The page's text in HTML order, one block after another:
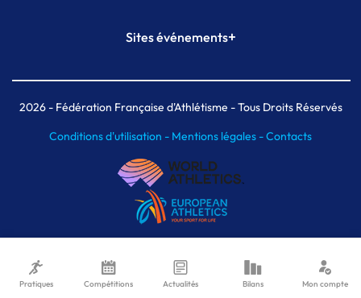
Plateforme Formation
Sites événements+
Meeting de Paris indoor
MAIF Ekiden de Paris
2026- Fédération Française d'Athlétisme - Tous Droits Réservés
Conditions d'utilisation - Mentions légales -Contacts
Pratiques Compétitions Actualités Bilans Mon compte